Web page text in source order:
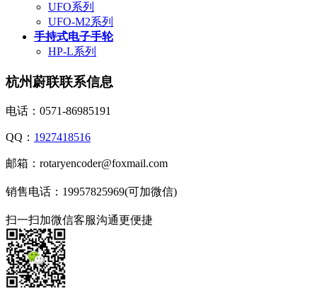
UFO系列
UFO-M2系列
手持式电子手轮
HP-L系列
杭州蔚联联系信息
电话：0571-86985191
QQ： 1927418516
邮箱：rotaryencoder@foxmail.com
销售电话：19957825969(可加微信)
扫一扫加微信客服沟通更便捷